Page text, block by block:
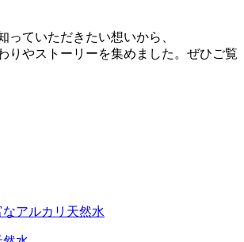
っていただきたい想いから、
りやストーリーを集めました。ぜひご覧
なアルカリ天然水